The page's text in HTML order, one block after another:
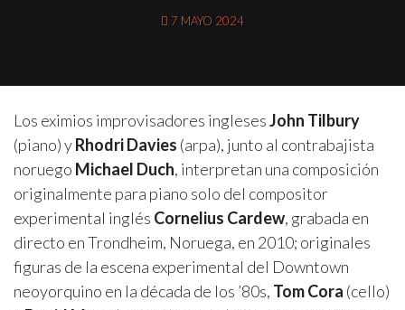
7 MAYO 2024
Los eximios improvisadores inglesesJohn Tilbury
(piano) yRhodri Davies (arpa), junto al contrabajista
noruego Michael Duch, interpretan una composición
originalmente para piano solo del compositor
experimental inglés Cornelius Cardew, grabada en
directo en Trondheim, Noruega, en 2010; originales
figuras de la escena experimental del Downtown
neoyorquino en la década de los ’80s, Tom Cora (cello)